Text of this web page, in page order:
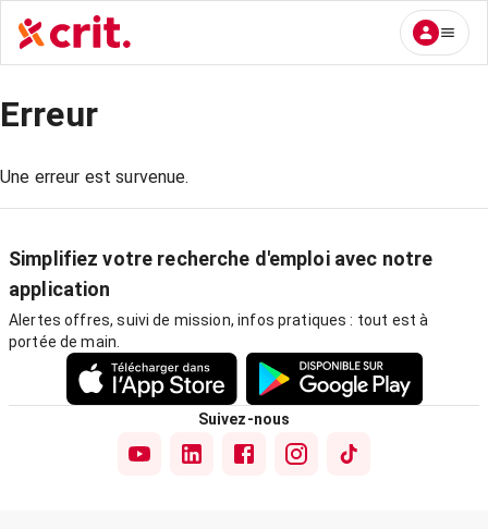
Erreur
Une erreur est survenue.
Simplifiez votre recherche d'emploi avec notre
application
Alertes offres, suivi de mission, infos pratiques : tout est à
portée de main.
Suivez-nous